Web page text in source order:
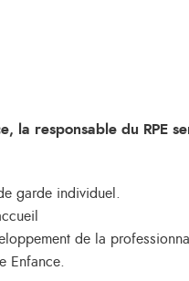
la responsable du RPE
garde individuel.
de la
Enfance.